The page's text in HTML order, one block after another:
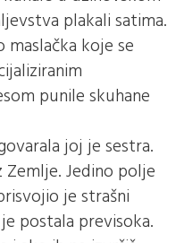
plakali satima.
maslačka koje se
punile skuhane
joj je sestra.
Jedino polje
je strašni
postala previsoka.